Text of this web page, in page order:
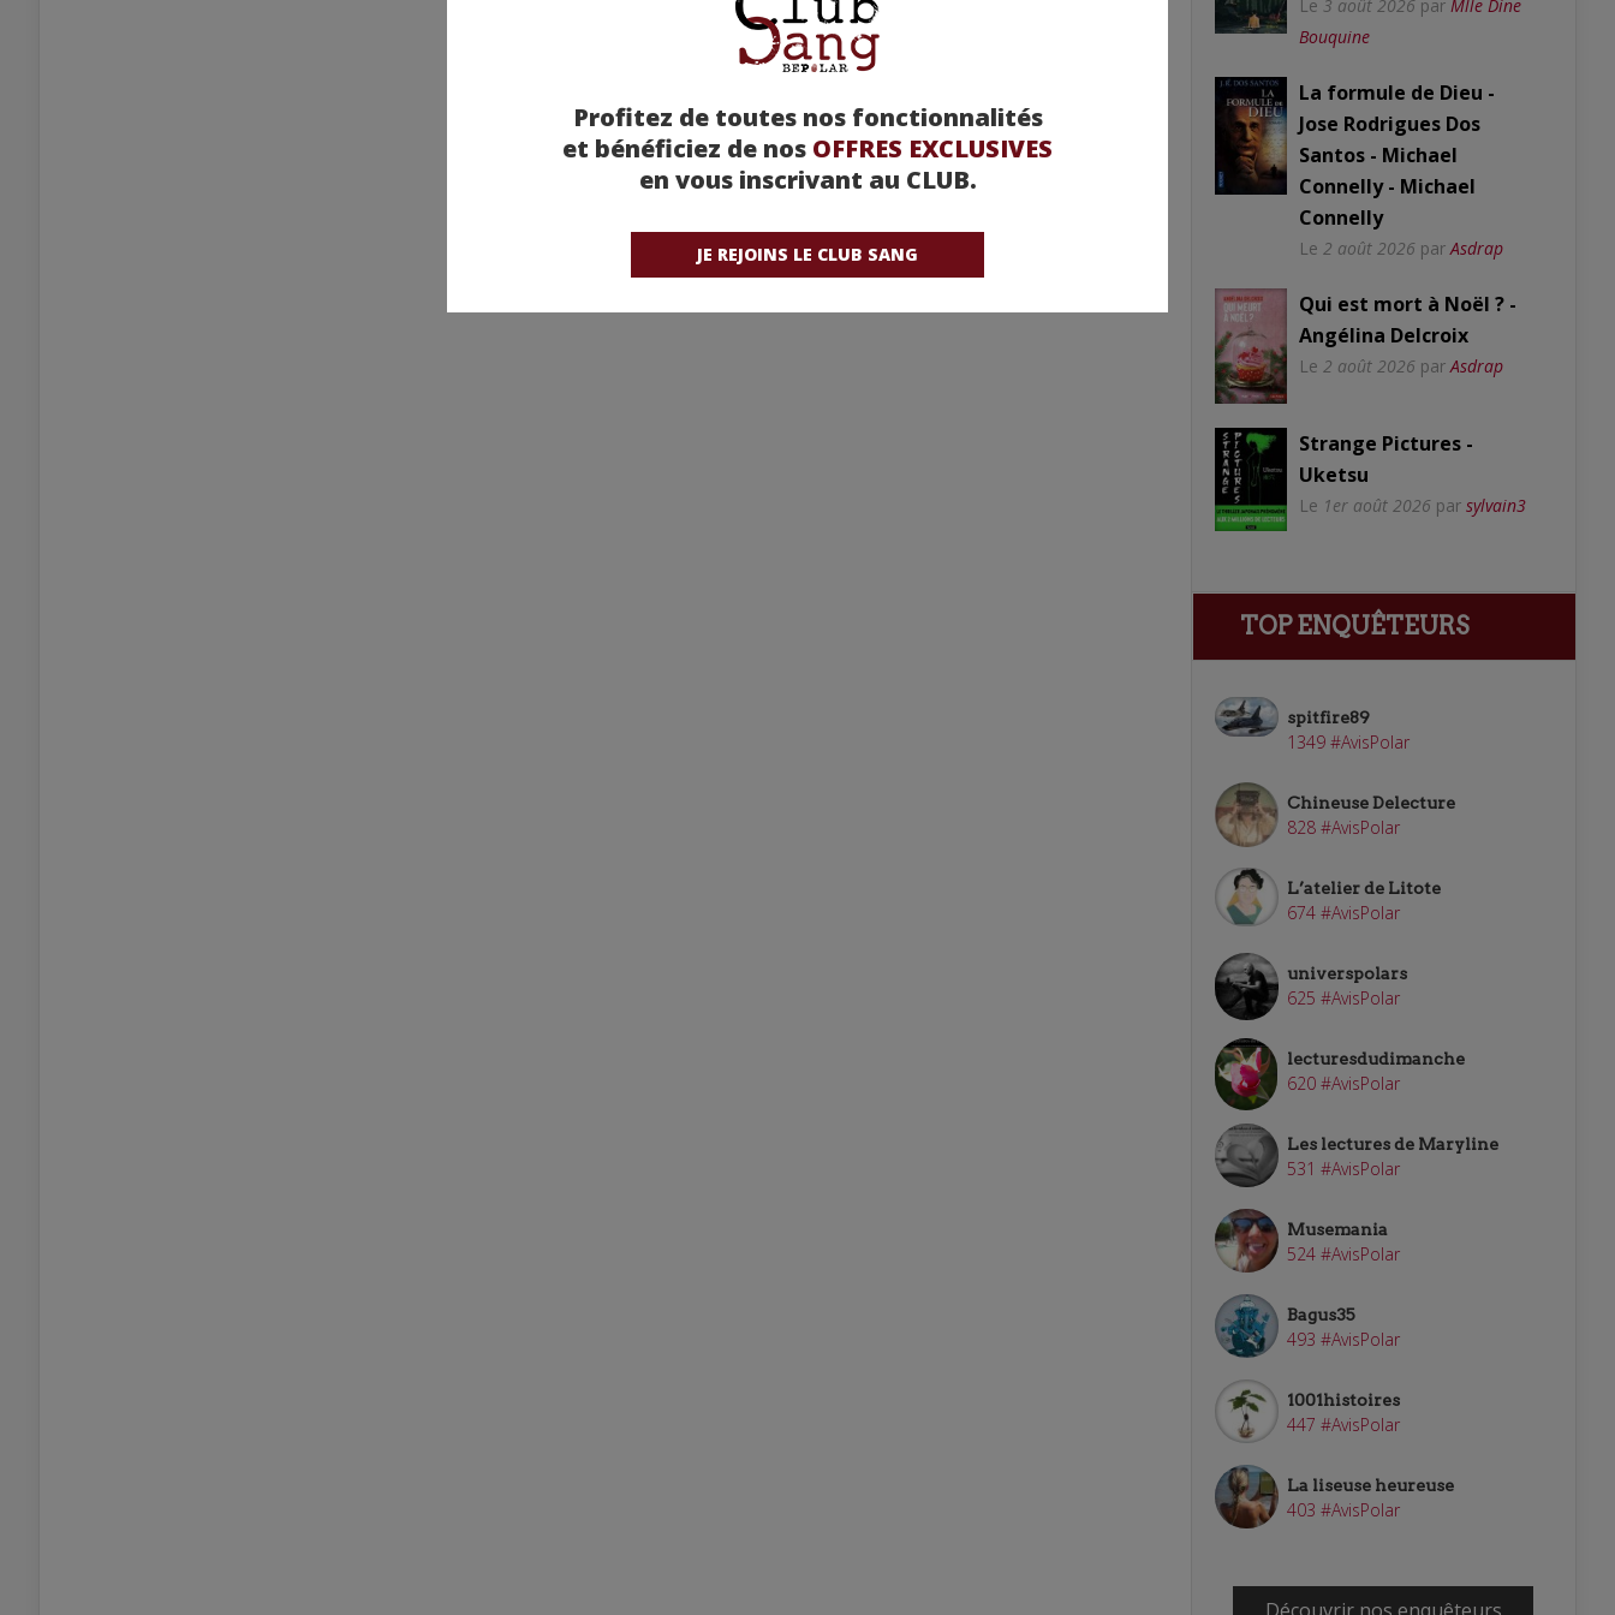
Profitez de toutes nos fonctionnalités
et bénéficiez de nos OFFRES EXCLUSIVES
en vous inscrivant au CLUB.
JE REJOINS LE CLUB SANG
Le 3 août 2026 par Mlle Dine
Bouquine
La formule de Dieu -
Jose Rodrigues Dos
Santos - Michael
Connelly - Michael
Connelly
Le 2 août 2026 par Asdrap
Qui est mort à Noël ? -
Angélina Delcroix
Le 2 août 2026 par Asdrap
Strange Pictures -
Uketsu
Le 1er août 2026 par sylvain3
TOP ENQUÊTEURS
spitfire89
1349 #AvisPolar
Chineuse Delecture
828 #AvisPolar
L’atelier de Litote
674 #AvisPolar
universpolars
625 #AvisPolar
lecturesdudimanche
620 #AvisPolar
Les lectures de Maryline
531 #AvisPolar
Musemania
524 #AvisPolar
Bagus35
493 #AvisPolar
1001histoires
447 #AvisPolar
La liseuse heureuse
403 #AvisPolar